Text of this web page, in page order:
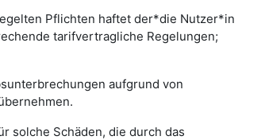
Pflichten haftet der*die Nutzer*in
tarifvertragliche Regelungen;
aufgrund von
solche Schäden, die durch das